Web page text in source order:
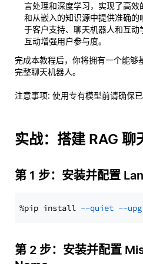
言处理和深度学习，实现了高
和从嵌入的知识源中提供准确
于客户支持、聊天机器人和互
互动增强用户参与度。
完成本教程后，你将拥有一个能够
完整聊天机器人。
注意事项: 使用专有模型前请确保
实战：搭建 RAG 聊
第 1 步：安装并配置
%pip install --quiet --
第 2 步：安装并配置